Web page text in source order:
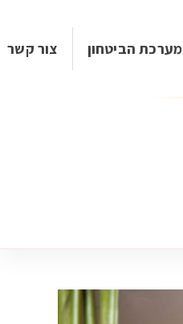
מערכת הביטחון צור קשר